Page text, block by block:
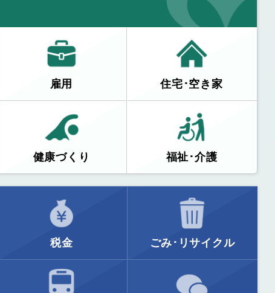
雇用 住宅･空き家
健康づくり 福祉･介護
税金 ごみ･リサイクル